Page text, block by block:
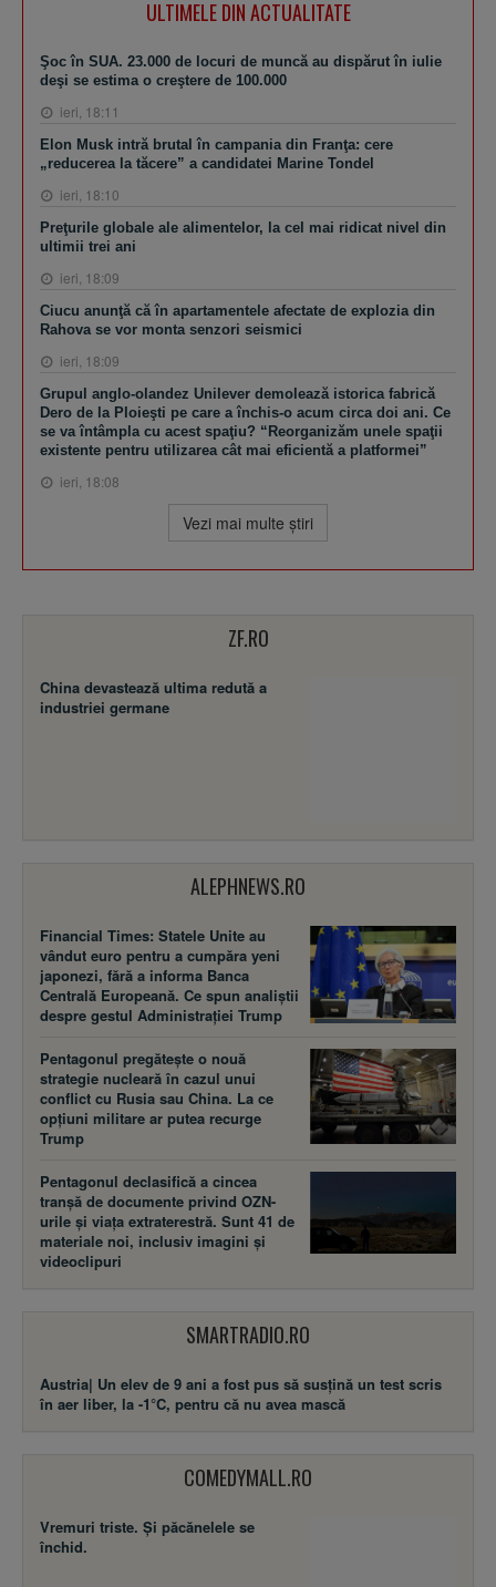
ULTIMELE DIN ACTUALITATE
Şoc în SUA. 23.000 de locuri de muncă au dispărut în iulie
deşi se estima o creştere de 100.000
ieri, 18:11
Elon Musk intră brutal în campania din Franţa: cere
„reducerea la tăcere” a candidatei Marine Tondel
ieri, 18:10
Preţurile globale ale alimentelor, la cel mai ridicat nivel din
ultimii trei ani
ieri, 18:09
Ciucu anunţă că în apartamentele afectate de explozia din
Rahova se vor monta senzori seismici
ieri, 18:09
Grupul anglo-olandez Unilever demolează istorica fabrică
Dero de la Ploieşti pe care a închis-o acum circa doi ani. Ce
se va întâmpla cu acest spaţiu? “Reorganizăm unele spaţii
existente pentru utilizarea cât mai eficientă a platformei”
ieri, 18:08
Vezi mai multe ştiri
ZF.RO
China devastează ultima redută a
industriei germane
ALEPHNEWS.RO
Financial Times: Statele Unite au
vândut euro pentru a cumpăra yeni
japonezi, fără a informa Banca
Centrală Europeană. Ce spun analiștii
despre gestul Administrației Trump
Pentagonul pregătește o nouă
strategie nucleară în cazul unui
conflict cu Rusia sau China. La ce
opțiuni militare ar putea recurge
Trump
Pentagonul declasifică a cincea
tranșă de documente privind OZN-
urile și viața extraterestră. Sunt 41 de
materiale noi, inclusiv imagini și
videoclipuri
SMARTRADIO.RO
Austria| Un elev de 9 ani a fost pus să susţină un test scris
în aer liber, la -1°C, pentru că nu avea mască
COMEDYMALL.RO
Vremuri triste. Şi păcănelele se
închid.